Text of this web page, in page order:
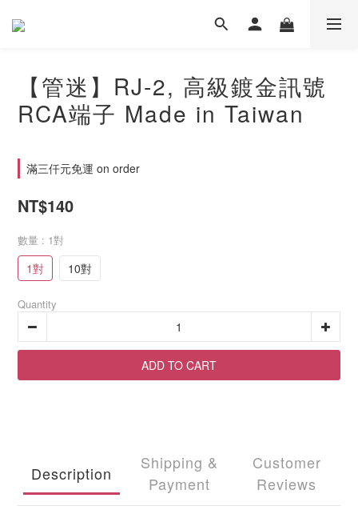
【管迷】RJ-2, 高級鍍金訊號
RCA端子 Made in Taiwan
滿三仟元免運 on order
NT$140
數量 : 1對
1對 10對
Quantity
ADD TO CART
Description
Shipping &
Payment
Customer
Reviews